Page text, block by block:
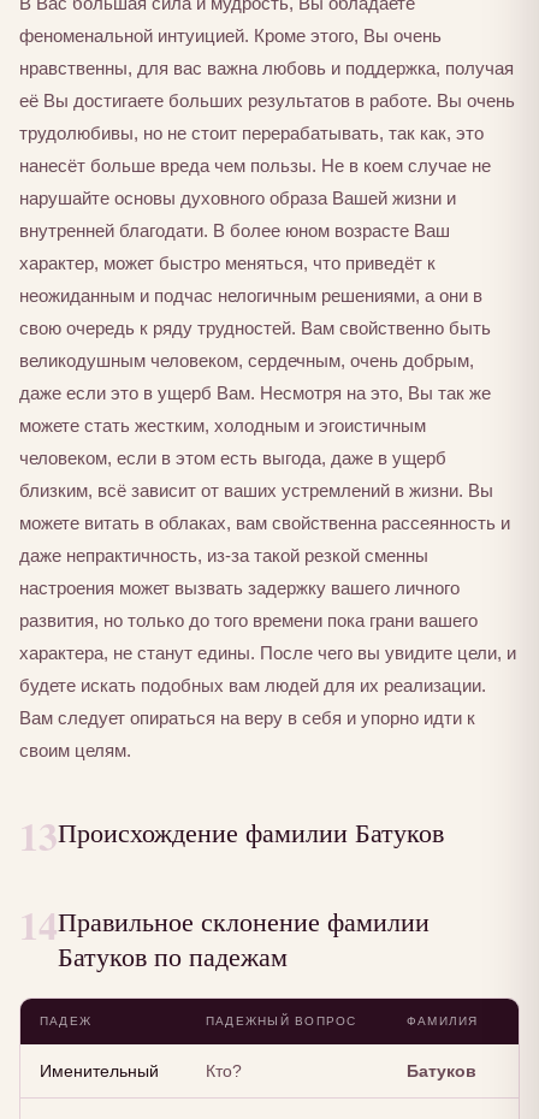
феноменальной интуицией. Кроме этого, Вы очень
нравственны, для вас важна любовь и поддержка, получая
её Вы достигаете больших результатов в работе. Вы очень
трудолюбивы, но не стоит перерабатывать, так как, это
нанесёт больше вреда чем пользы. Не в коем случае не
нарушайте основы духовного образа Вашей жизни и
внутренней благодати. В более юном возрасте Ваш
характер, может быстро меняться, что приведёт к
неожиданным и подчас нелогичным решениями, а они в
свою очередь к ряду трудностей. Вам свойственно быть
великодушным человеком, сердечным, очень добрым,
даже если это в ущерб Вам. Несмотря на это, Вы так же
можете стать жестким, холодным и эгоистичным
человеком, если в этом есть выгода, даже в ущерб
близким, всё зависит от ваших устремлений в жизни. Вы
можете витать в облаках, вам свойственна рассеянность и
даже непрактичность, из-за такой резкой сменны
настроения может вызвать задержку вашего личного
развития, но только до того времени пока грани вашего
характера, не станут едины. После чего вы увидите цели, и
будете искать подобных вам людей для их реализации.
Вам следует опираться на веру в себя и упорно идти к
своим целям.
13Происхождение фамилии Батуков
14Правильное склонение фамилии
Батуков по падежам
ПАДЕЖ ПАДЕЖНЫЙ ВОПРОС ФАМИЛИЯ
Именительный Кто? Батуков